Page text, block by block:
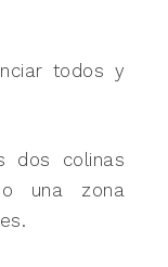
todos y
dos colinas
una zona